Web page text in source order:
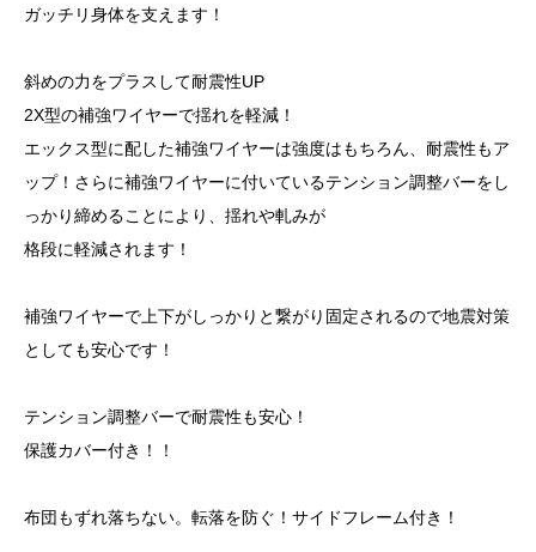
ガッチリ身体を支えます！
斜めの力をプラスして耐震性UP
2X型の補強ワイヤーで揺れを軽減！
エックス型に配した補強ワイヤーは強度はもちろん、耐震性もア
ップ！さらに補強ワイヤーに付いているテンション調整バーをし
っかり締めることにより、揺れや軋みが
格段に軽減されます！
補強ワイヤーで上下がしっかりと繋がり固定されるので地震対策
としても安心です！
テンション調整バーで耐震性も安心！
保護カバー付き！！
布団もずれ落ちない。転落を防ぐ！サイドフレーム付き！